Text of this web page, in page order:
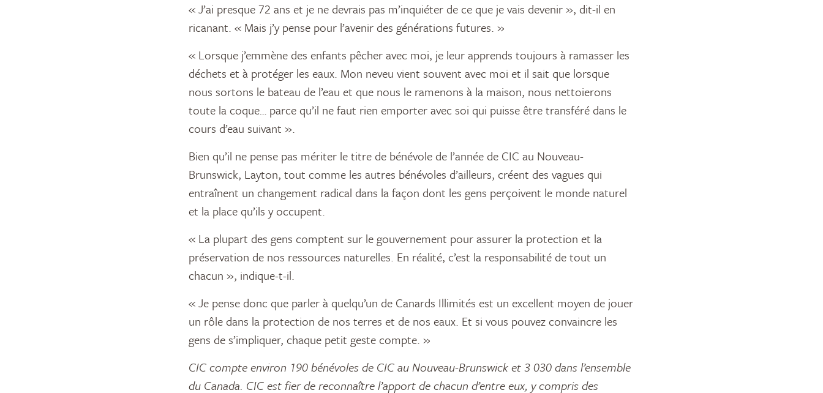
« J’ai presque 72 ans et je ne devrais pas m’inquiéter de ce que je vais devenir », dit-il en
ricanant. « Mais j’y pense pour l’avenir des générations futures. »
« Lorsque j’emmène des enfants pêcher avec moi, je leur apprends toujours à ramasser les
déchets et à protéger les eaux. Mon neveu vient souvent avec moi et il sait que lorsque
nous sortons le bateau de l’eau et que nous le ramenons à la maison, nous nettoierons
toute la coque… parce qu’il ne faut rien emporter avec soi qui puisse être transféré dans le
cours d’eau suivant ».
Bien qu’il ne pense pas mériter le titre de bénévole de l’année de CIC au Nouveau-
Brunswick, Layton, tout comme les autres bénévoles d’ailleurs, créent des vagues qui
entraînent un changement radical dans la façon dont les gens perçoivent le monde naturel
et la place qu’ils y occupent.
« La plupart des gens comptent sur le gouvernement pour assurer la protection et la
préservation de nos ressources naturelles. En réalité, c’est la responsabilité de tout un
chacun », indique-t-il.
« Je pense donc que parler à quelqu’un de Canards Illimités est un excellent moyen de jouer
un rôle dans la protection de nos terres et de nos eaux. Et si vous pouvez convaincre les
gens de s’impliquer, chaque petit geste compte. »
CIC compte environ 190 bénévoles de CIC au Nouveau-Brunswick et 3 030 dans l’ensemble
du Canada. CIC est fier de reconnaître l’apport de chacun d’entre eux, y compris des